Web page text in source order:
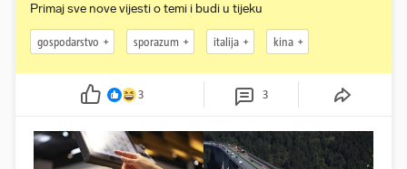
Primaj sve nove vijesti o temi i budi u tijeku
gospodarstvo sporazum italija kina
3 3